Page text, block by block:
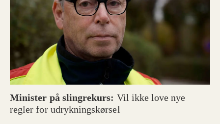
Minister på slingrekurs: Vil ikke love nye
regler for udrykningskørsel